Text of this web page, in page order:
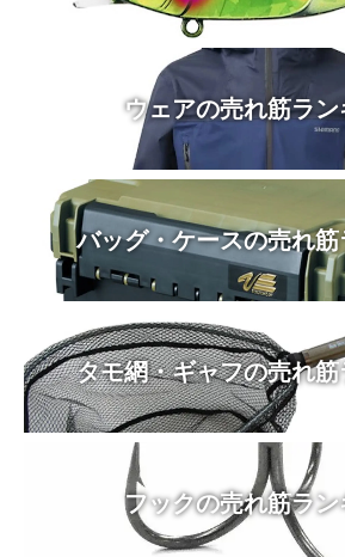
ウェアの売れ筋ラン
バッグ・ケースの売れ
タモ網・ギャフの売れ
フックの売れ筋ラン